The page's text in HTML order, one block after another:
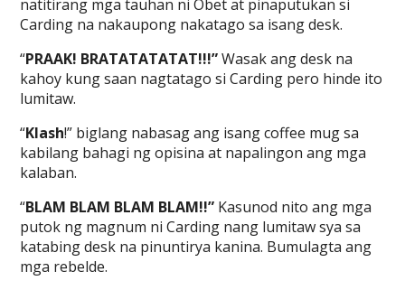
natitirang mga tauhan ni Obet at pinaputukan si
Carding na nakaupong nakatago sa isang desk.
“PRAAK! BRATATATATAT!!!”Wasak ang desk na
kahoy kung saan nagtatago si Carding pero hinde ito
lumitaw.
“Klash!” biglang nabasag ang isang coffee mug sa
kabilang bahagi ng opisina at napalingon ang mga
kalaban.
“BLAM BLAM BLAM BLAM!!” Kasunod nito ang mga
putok ng magnum ni Carding nang lumitaw sya sa
katabing desk na pinuntirya kanina. Bumulagta ang
mga rebelde.